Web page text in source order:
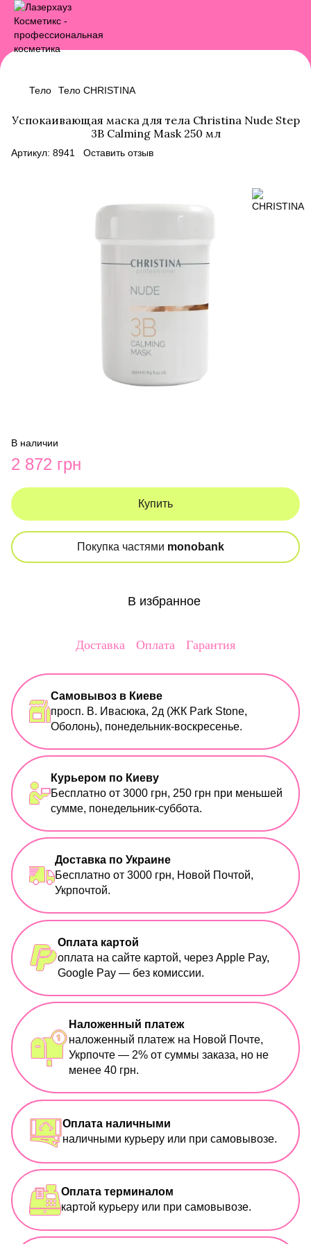
Тело Тело CHRISTINA
Успокаивающая маска для тела Christina Nude Step
3B Calming Mask 250 мл
Артикул: 8941 Оставить отзыв
В наличии
2 872 грн
Купить
Покупка частями monobank
В избранное
Доставка Оплата Гарантия
Самовывоз в Киеве
просп. В. Ивасюка, 2д (ЖК Park Stone,
Оболонь), понедельник-воскресенье.
Курьером по Киеву
Бесплатно от 3000 грн, 250 грн при меньшей
сумме, понедельник-суббота.
Доставка по Украине
Бесплатно от 3000 грн, Новой Почтой,
Укрпочтой.
Оплата картой
оплата на сайте картой, через Apple Pay,
Google Pay — без комиссии.
Наложенный платеж
наложенный платеж на Новой Почте,
Укрпочте — 2% от суммы заказа, но не
менее 40 грн.
Оплата наличными
наличными курьеру или при самовывозе.
Оплата терминалом
картой курьеру или при самовывозе.